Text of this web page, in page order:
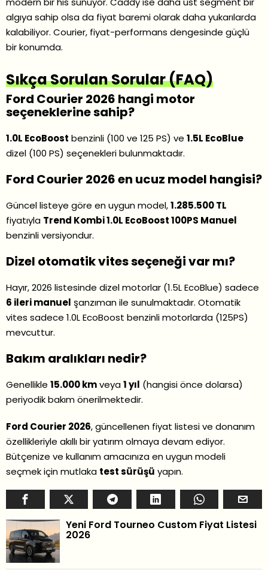
algıya sahip olsa da fiyat baremi olarak daha yukarılarda
kalabiliyor. Courier, fiyat-performans dengesinde güçlü
bir konumda.
Sıkça Sorulan Sorular (FAQ)
Ford Courier 2026 hangi motor
seçeneklerine sahip?
1.0L EcoBoost benzinli (100 ve 125 PS) ve 1.5L EcoBlue
dizel (100 PS) seçenekleri bulunmaktadır.
Ford Courier 2026 en ucuz model hangisi?
Güncel listeye göre en uygun model,1.285.500 TL
fiyatıyla Trend Kombi 1.0L EcoBoost 100PS Manuel
benzinli versiyondur.
Dizel otomatik vites seçeneği var mı?
Hayır, 2026 listesinde dizel motorlar (1.5L EcoBlue) sadece
6 ileri manuel şanzıman ile sunulmaktadır. Otomatik
vites sadece 1.0L EcoBoost benzinli motorlarda (125PS)
mevcuttur.
Bakım aralıkları nedir?
Genellikle 15.000 kmveya1 yıl (hangisi önce dolarsa)
periyodik bakım önerilmektedir.
Ford Courier 2026, güncellenen fiyat listesi ve donanım
özellikleriyle akıllı bir yatırım olmaya devam ediyor.
Bütçenize ve kullanım amacınıza en uygun modeli
seçmek için mutlaka test sürüşü yapın.
Yeni Ford Tourneo Custom Fiyat Listesi
2026